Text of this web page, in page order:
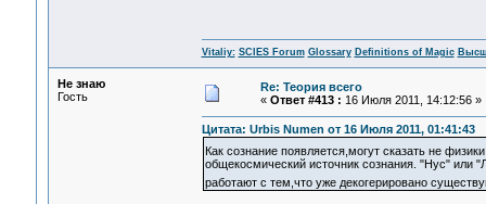
Vitaliy: SCIES Forum Glossary Definitions of Magic
Не знаю
Гость
Re: Теория всего
« Ответ #413 : 16 Июля 2011, 14:12:56 »
Цитата: Urbis Numen от 16 Июля 2011, 01:41:43
Как сознание появляется,могут сказать не
общекосмический источник сознания. "Нус" или
работают с тем,что уже декогерировано